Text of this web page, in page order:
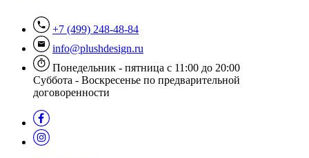
+7 (499) 248-48-84
info@plushdesign.ru
Понедельник - пятница с 11:00 до 20:00
Суббота - Воскресенье по предварительной
договоренности